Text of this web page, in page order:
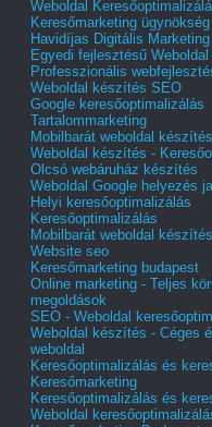
Weboldal
Keresőmarketing ügynökség
Havidíjas Digitális
Egyedi fejlesztésű
Professzionális
Weboldal készítés SEO
Google keresőoptimalizálás
Tartalommarketing
Mobilbarát weboldal készítés
Weboldal készítés -
Olcsó webáruház készítés
Weboldal Google helyezés
Helyi keresőoptimalizálás
Keresőoptimalizálás
Mobilbarát weboldal készítés
Website seo
Keresőmarketing budapest
Online marketing - Teljes
megoldások
SEO - Weboldal
Weboldal készítés - Céges
weboldal
Keresőoptimalizálás és
Keresőmarketing
Keresőoptimalizálás és
Weboldal